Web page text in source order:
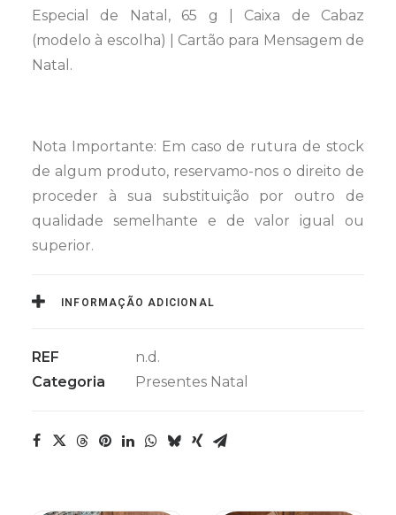
Especial de Natal, 65 g | Caixa de Cabaz
(modelo à escolha) | Cartão para Mensagem de
Natal.
Nota Importante: Em caso de rutura de stock
de algum produto, reservamo-nos o direito de
proceder à sua substituição por outro de
qualidade semelhante e de valor igual ou
superior.
INFORMAÇÃO ADICIONAL
REF
n.d.
Categoria
Presentes Natal